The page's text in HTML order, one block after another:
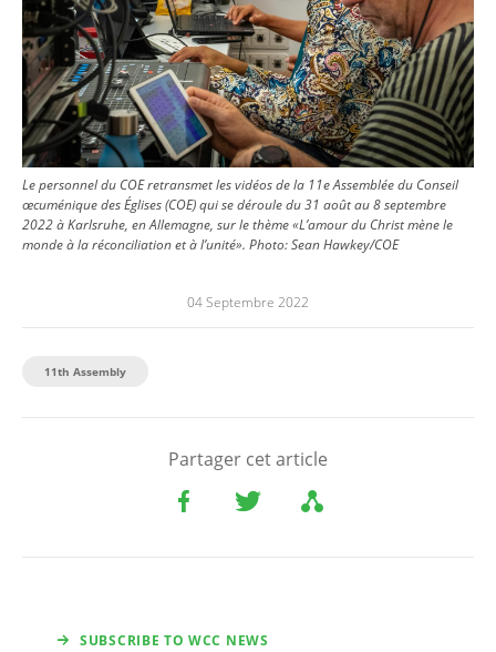
Le personnel du COE retransmet les vidéos de la 11e Assemblée du Conseil
œcuménique des Églises (COE) qui se déroule du 31 août au 8 septembre
2022 à Karlsruhe, en Allemagne, sur le thème «L’amour du Christ mène le
monde à la réconciliation et à l’unité». Photo:Sean Hawkey/COE
04 Septembre 2022
11th Assembly
Partager cet article
SUBSCRIBE TO WCC NEWS